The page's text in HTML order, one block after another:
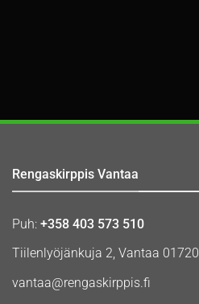
Rengaskirppis Vantaa
Puh: +358 403 573 510
Tiilenlyöjänkuja 2, Vantaa 01720
vantaa@rengaskirppis.fi